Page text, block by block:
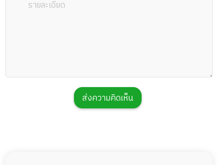
ส่งความคิดเห็น